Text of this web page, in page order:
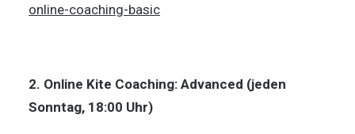
online-coaching-basic
2. Online Kite Coaching: Advanced (jeden
Sonntag, 18:00 Uhr)